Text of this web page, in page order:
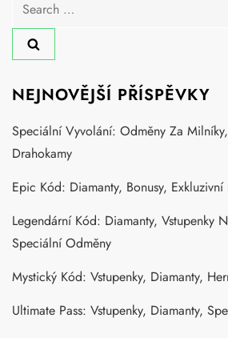
for:
NEJNOVĚJŠÍ PŘÍSPĚVKY
Speciální Vyvolání: Odměny Za
Drahokamy
Epic Kód: Diamanty, Bonusy, Exkluzivní
Legendární Kód: Diamanty, Vstupenky
Speciální Odměny
Mystický Kód: Vstupenky, Diamanty,
Ultimate Pass: Vstupenky, Diamanty,